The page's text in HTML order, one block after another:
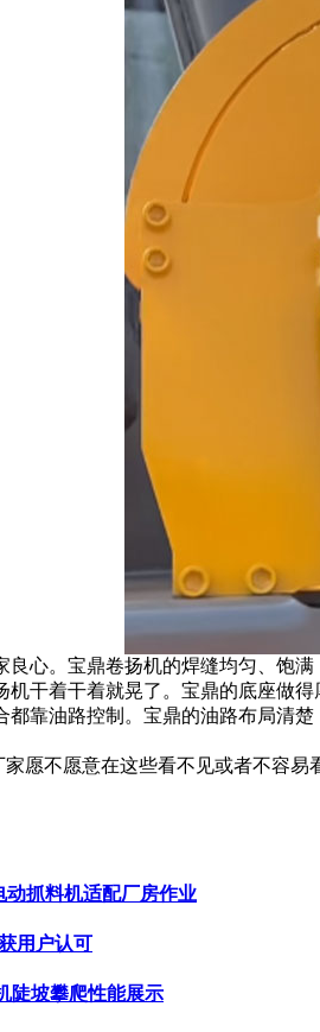
心。宝鼎卷扬机的焊缝均匀、饱
干着干着就晃了。宝鼎的底座做
都靠油路控制。宝鼎的油路布局清
愿不愿意在这些看不见或者不容
动抓料机适配厂房作业
用户认可
陡坡攀爬性能展示